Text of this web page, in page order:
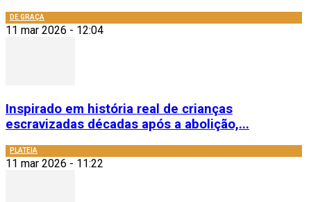
DE GRAÇA
11 mar 2026 - 12:04
Inspirado em história real de crianças
escravizadas décadas após a abolição,...
PLATEIA
11 mar 2026 - 11:22